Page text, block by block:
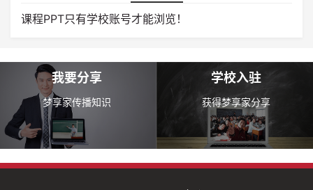
课程PPT只有学校账号才能浏览！
我要分享
梦享家传播知识
学校入驻
获得梦享家分享